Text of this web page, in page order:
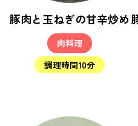
豚肉と玉ねぎの甘辛炒め
肉料理
調理時間10分